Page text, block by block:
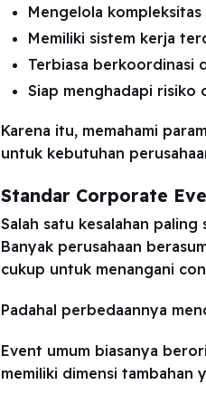
Mengelola kompleksitas
Memiliki sistem kerja
Terbiasa berkoordinasi
Siap menghadapi risiko
Karena itu, memahami
untuk kebutuhan
Standar Corporate
Salah satu kesalahan
Banyak perusahaan
cukup untuk menangani
Padahal perbedaannya
Event umum biasanya
memiliki dimensi tambahan